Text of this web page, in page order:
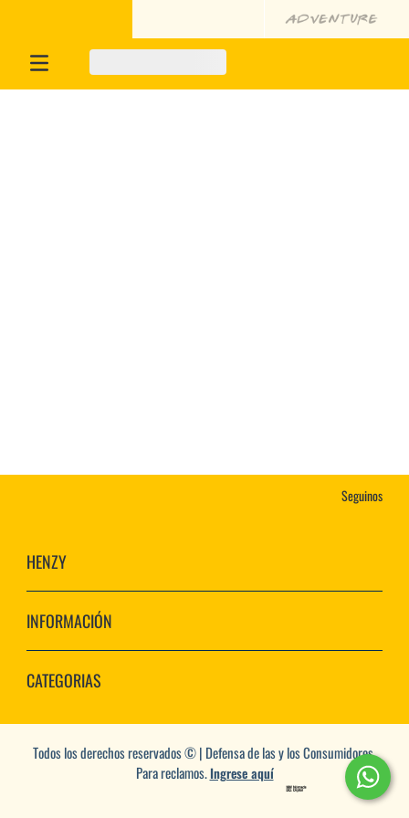
Seguinos
HENZY
INFORMACIÓN
CATEGORIAS
Todos los derechos reservados © | Defensa de las y los Consumidores.
Para reclamos.Ingrese aquí